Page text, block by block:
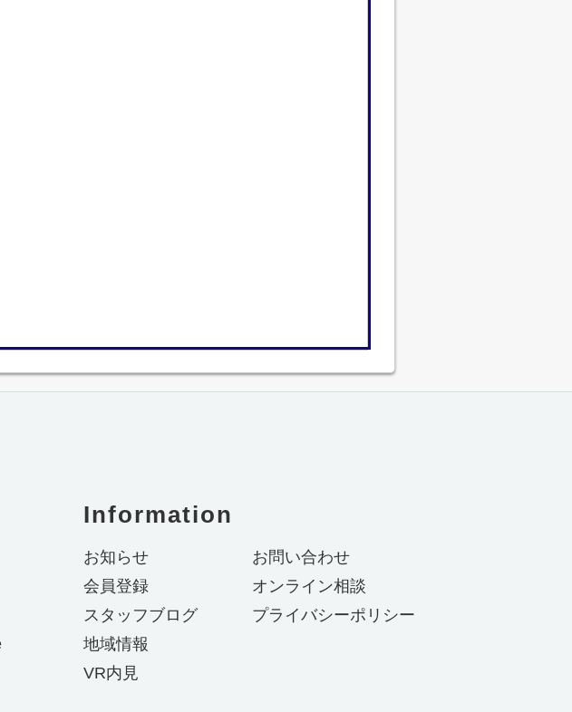
Information
お知らせ
会員登録
スタッフブログ
地域情報
VR内見
お問い合わせ
オンライン相談
プライバシーポリシー